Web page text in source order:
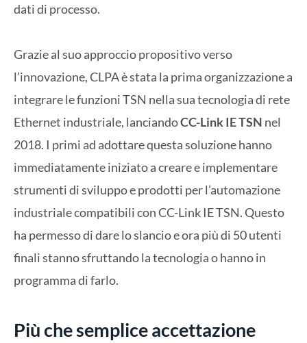
dati di processo.
Grazie al suo approccio propositivo verso
l’innovazione, CLPA è stata la prima organizzazione a
integrare le funzioni TSN nella sua tecnologia di rete
Ethernet industriale, lanciandoCC-Link IE TSN nel
2018. I primi ad adottare questa soluzione hanno
immediatamente iniziato a creare e implementare
strumenti di sviluppo e prodotti per l’automazione
industriale compatibili con CC-Link IE TSN. Questo
ha permesso di dare lo slancio e ora più di 50 utenti
finali stanno sfruttando la tecnologia o hanno in
programma di farlo.
Più che semplice accettazione